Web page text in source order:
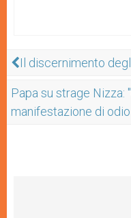
Il discernimento
Papa su strage Nizza:
manifestazione di